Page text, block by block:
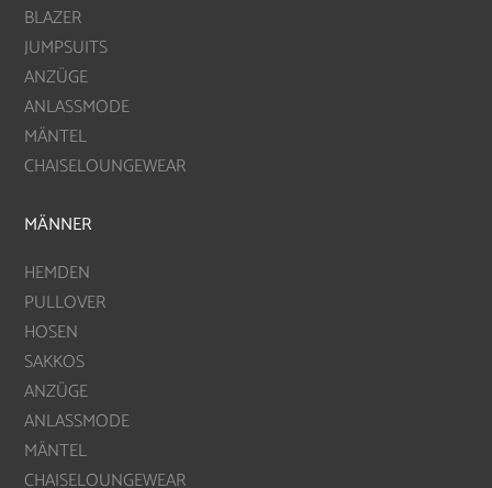
BLAZER
JUMPSUITS
ANZÜGE
ANLASSMODE
MÄNTEL
CHAISELOUNGEWEAR
MÄNNER
HEMDEN
PULLOVER
HOSEN
SAKKOS
ANZÜGE
ANLASSMODE
MÄNTEL
CHAISELOUNGEWEAR